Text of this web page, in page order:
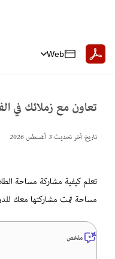
Web
تعاون مع زملائك في
تاريخ آخر تحديث3 أغسطس 2026
تعلم كيفية مشاركة مساحة
مساحة تمت مشاركتها معك
ملخص